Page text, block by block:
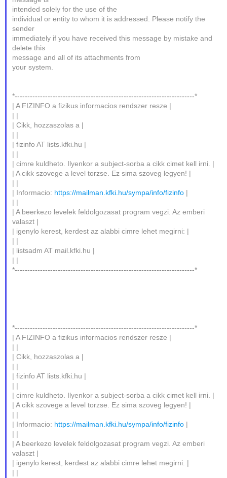
intended solely for the use of the
individual or entity to whom it is addressed. Please notify the
sender
immediately if you have received this message by mistake and
delete this
message and all of its attachments from
your system.
*-----------------------------------------------------------------------*
| A FIZINFO a fizikus informacios rendszer resze |
| Cikk, hozzaszolas a |
| fizinfo AT lists.kfki.hu |
| cimre kuldheto. Ilyenkor a subject-sorba a cikk cimet kell irni. |
| A cikk szovege a level torzse. Ez sima szoveg legyen! |
| Informacio: https://mailman.kfki.hu/sympa/info/fizinfo
| A beerkezo levelek feldolgozasat program vegzi. Az emberi
valaszt |
| igenylo kerest, kerdest az alabbi cimre lehet megirni: |
| listsadm AT mail.kfki.hu |
*-----------------------------------------------------------------------*
*-----------------------------------------------------------------------*
| A FIZINFO a fizikus informacios rendszer resze |
| Cikk, hozzaszolas a |
| fizinfo AT lists.kfki.hu |
| cimre kuldheto. Ilyenkor a subject-sorba a cikk cimet kell irni. |
| A cikk szovege a level torzse. Ez sima szoveg legyen! |
| Informacio: https://mailman.kfki.hu/sympa/info/fizinfo
| A beerkezo levelek feldolgozasat program vegzi. Az emberi
valaszt |
| igenylo kerest, kerdest az alabbi cimre lehet megirni: |